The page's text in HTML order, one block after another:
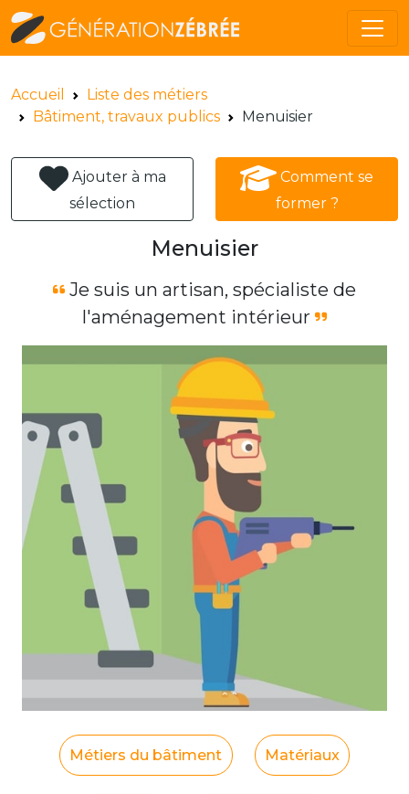
Accueil
Liste des métiers
Bâtiment, travaux publics
Menuisier
Ajouter à ma
sélection
Comment se
former ?
Menuisier
Je suis un artisan, spécialiste de
l'aménagement intérieur
Métiers du bâtiment Matériaux